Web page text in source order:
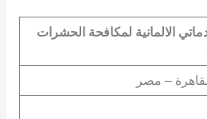
الالمانية لمكافحة الحشرات
– مصر